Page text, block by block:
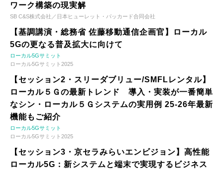
ワーク構築の現実解
SB C&S株式会社／日本ヒューレット・パッカード合同会社
【基調講演・総務省 佐藤移動通信企画官】ローカル
5Gの更なる普及拡大に向けて
ローカル5Gサミット
ローカル5Gサミット2025
【セッション2・スリーダブリュー/SMFLレンタル】
ローカル５Ｇの最新トレンド 導入・実装が一番簡単
なシン・ローカル５Ｇシステムの実用例 25-26年最新
機能もご紹介
ローカル5Gサミット
ローカル5Gサミット2025
【セッション3・京セラみらいエンビジョン】高性能
ローカル5G：新システムと端末で実現するビジネス